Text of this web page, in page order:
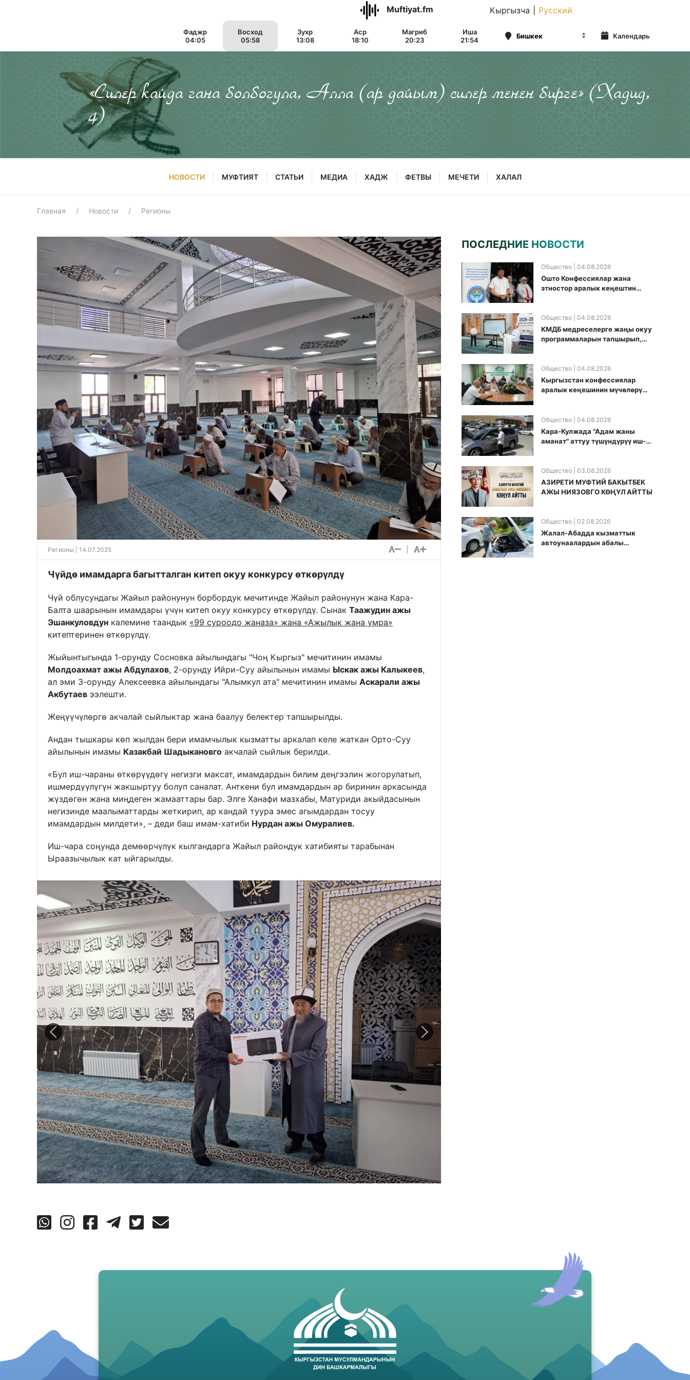
Muftiyat.fm Кыргызча Русский
Фаджр
04:05
Восход
05:58
Зухр
13:08
Аср
18:10
Магриб
20:23
Иша
21:54
Календарь
«Силер кайда гана болбогула, Алла (ар дайым) силер менен бирге» (Хадид,
4)
НОВОСТИ МУФТИЯТ СТАТЬИ МЕДИА ХАДЖ ФЕТВЫ МЕЧЕТИ ХАЛАЛ
Главная Новости Регионы
Регионы | 14.07.2025
Чүйдө имамдарга багытталган китеп окуу конкурсу өткөрүлдү
Чүй облусундагы Жайыл районунун борбордук мечитинде Жайыл районунун жана Кара-
Балта шаарынын имамдары үчүн китеп окуу конкурсу өткөрүлдү. Сынак Таажудин ажы
Эшанкуловдун калемине таандык «99 суроодо жаназа» жана «Ажылык жана умра»
китептеринен өткөрүлдү.
Жыйынтыгында 1-орунду Сосновка айылындагы "Чоң Кыргыз" мечитинин имамы
Молдоахмат ажы Абдулахов, 2-орунду Ийри-Суу айылынын имамы Ыскак ажы Калыкеев,
ал эми 3-орунду Алексеевка айылындагы "Алымкул ата" мечитинин имамы Аскарали ажы
Акбутаев ээлешти.
Жеңүүчүлөргө акчалай сыйлыктар жана баалуу белектер тапшырылды.
Андан тышкары көп жылдан бери имамчылык кызматты аркалап келе жаткан Орто-Суу
айылынын имамы Казакбай Шадыкановго акчалай сыйлык берилди.
«Бул иш-чараны өткөрүүдөгү негизги максат, имамдардын билим деңгээлин жогорулатып,
ишмердүүлүгүн жакшыртуу болуп саналат. Анткени бул имамдардын ар биринин аркасында
жүздөгөн жана миңдеген жамааттары бар. Элге Ханафи мазхабы, Матуриди акыйдасынын
негизинде маалыматтарды жеткирип, ар кандай туура эмес агымдардан тосуу
имамдардын милдети», – деди баш имам-хатиби Нурдан ажы Омуралиев.
Иш-чара соңунда демөөрчүлүк кылгандарга Жайыл райондук хатибияты тарабынан
Ыраазычылык кат ыйгарылды.
ПОСЛЕДНИЕ НОВОСТИ
Общество| 04.08.2026
Ошто Конфессиялар жана
этностор аралык кеңештин
Общество| 04.08.2026
КМДБ медреселерге жаңы окуу
программаларын тапшырып,
киргизди
Общество| 04.08.2026
Кыргызстан конфессиялар
аралык кеӊешинин мүчөлөрү
Общество| 04.08.2026
Кара-Кулжада "Адам жаны
аманат" аттуу түшүндүрүү иш-
Общество| 03.08.2026
АЗИРЕТИ МУФТИЙ БАКЫТБЕК
АЖЫ НИЯЗОВГО КӨҢҮЛ АЙТТЫ
Общество| 02.08.2026
Жалал-Абадда кызматтык
автоунаалардын абалы